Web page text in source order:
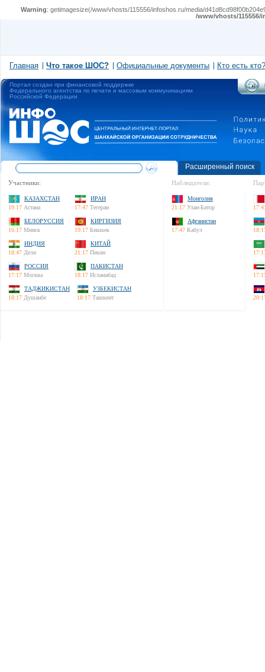
Warning: getimagesize(/www/vhosts/115556/infoshos.ru/media/
/www/vhosts/
Главная Что такое ШОС? Официальные документы Кто есть кто?
Портал создан при финансовой поддержке
Федерального агентства по печати и массовым коммуникациям
Российской Федерации
Расширенный поиск
Участники:
КАЗАХСТАН
19:17 Астана
ИРАН
17:47 Тегеран
БЕЛОРУССИЯ
16:17 Минск
КИРГИЗИЯ
19:17 Бишкек
ИНДИЯ
18:47 Дели
КИТАЙ
21:17 Пекин
РОССИЯ
17:17 Москва
ПАКИСТАН
18:17 Исламабад
ТАДЖИКИСТАН
18:17 Душанбе
УЗБЕКИСТАН
18:17 Ташкент
Наблюдатели:
Монголия
21:17 Улан-Батор
Афганистан
17:47 Кабул